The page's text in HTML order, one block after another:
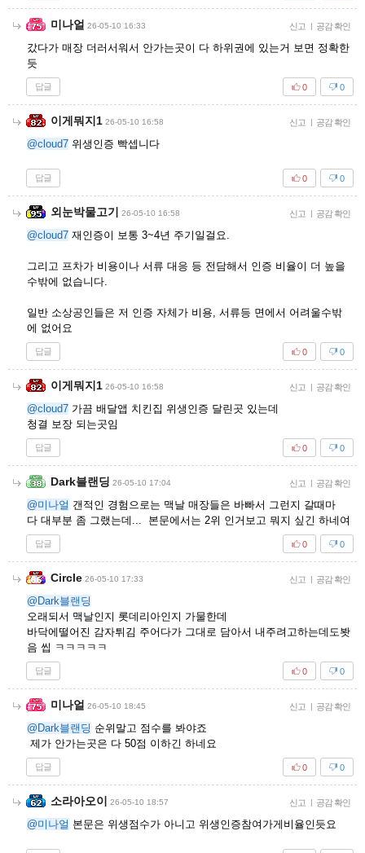
미나얼 26-05-10 16:33 신고 | 공감 확인
갔다가 매장 더러서워서 안가는곳이 다 하위권에 있는거 보면 정확한
듯
답글 0
0
이게뭐지1 26-05-10 16:58 신고 | 공감 확인
@cloud7 위생인증 빡셉니다
답글 0
0
외눈박물고기 26-05-10 16:58 신고 | 공감 확인
@cloud7 재인증이 보통 3~4년 주기일걸요.
그리고 프차가 비용이나 서류 대응 등 전담해서 인증 비율이 더 높을
수밖에 없습니다.
일반 소상공인들은 저 인증 자체가 비용, 서류등 면에서 어려울수밖
에 없어요
답글 0
0
이게뭐지1 26-05-10 16:58 신고 | 공감 확인
@cloud7 가끔 배달앱 치킨집 위생인증 달린곳 있는데
청결 보장 되는곳임
답글 0
0
Dark블랜딩 26-05-10 17:04 신고 | 공감 확인
@미나얼 갠적인 경험으로는 맥날 매장들은 바빠서 그런지 갈때마
다 대부분 좀 그랬는데... 본문에서는 2위 인거보고 뭐지 싶긴 하네여
답글 0
0
Circle 26-05-10 17:33 신고 | 공감 확인
@Dark블랜딩
오래되서 맥날인지 롯데리아인지 가물한데
바닥에떨어진 감자튀김 주어다가 그대로 담아서 내주려고하는데도봣
음 씹 ㅋㅋㅋㅋㅋ
답글 0
0
미나얼 26-05-10 18:45 신고 | 공감 확인
@Dark블랜딩 순위말고 점수를 봐야죠
제가 안가는곳은 다 50점 이하긴 하네요
답글 0
0
소라아오이 26-05-10 18:57 신고 | 공감 확인
@미나얼 본문은 위생점수가 아니고 위생인증참여가게비율인듯요